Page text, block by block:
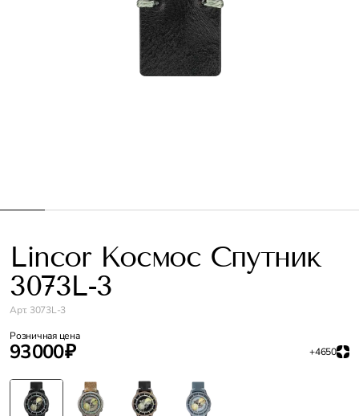
Lincor Космос Спутник
3073L-3
Арт. 3073L-3
Розничная цена
93 000 ₽ +4650